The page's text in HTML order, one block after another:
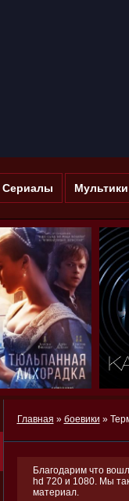
Сериалы Мультики
Главная » боевики »
Благодарим что
hd 720 и 1080. Мы
материал.